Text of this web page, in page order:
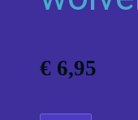
€ 6,95